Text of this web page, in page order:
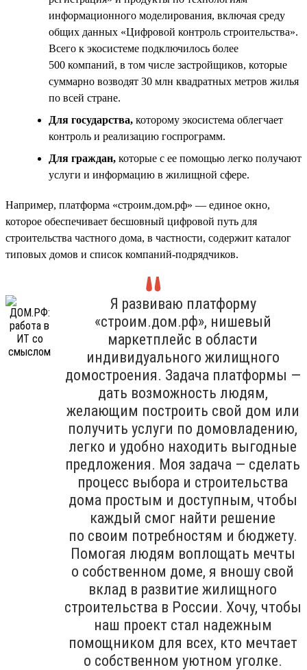
информационного моделирования, включая среду
общих данных «Цифровой контроль строительства».
Всего к экосистеме подключилось более
500 компаний, в том числе застройщиков, которые
суммарно возводят 30 млн квадратных метров жилья
по всей стране.
Для государства, которому экосистема облегчает
контроль и реализацию госпрограмм.
Для граждан, которые с ее помощью легко получают
услуги и информацию в жилищной сфере.
Например, платформа «строим.дом.рф» — единое окно,
которое обеспечивает бесшовный цифровой путь для
строительства частного дома, в частности, содержит каталог
типовых домов и список компаний-подрядчиков.
Я развиваю платформу
«строим.дом.рф», нишевый
маркетплейс в области
индивидуального жилищного
домостроения. Задача платформы —
дать возможность людям,
желающим построить свой дом или
получить услуги по домовладению,
легко и удобно находить выгодные
предложения. Моя задача — сделать
процесс выбора и строительства
дома простым и доступным, чтобы
каждый смог найти решение
по своим потребностям и бюджету.
Помогая людям воплощать мечты
о собственном доме, я вношу свой
вклад в развитие жилищного
строительства в России. Хочу, чтобы
наш проект стал надежным
помощником для всех, кто мечтает
о собственном уютном уголке.